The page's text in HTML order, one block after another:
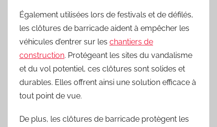
Également utilisées lors de festivals et de défilés,
les clôtures de barricade aident à empêcher les
véhicules d’entrer sur les chantiers de
construction. Protégeant les sites du vandalisme
et du vol potentiel, ces clôtures sont solides et
durables. Elles offrent ainsi une solution efficace à
tout point de vue.
De plus, les clôtures de barricade protègent les